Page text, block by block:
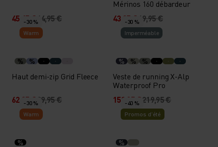
45,45 €64,95 €
Mérinos 160 débardeur
43,95 €49,95 €
-30 %
Warm
% %
Haut demi-zip Grid Fleece
62,95 €89,95 €
-30 %
Imperméable
% % %
Veste de running X-Alp
Waterproof Pro
153,95 €219,95 €
-30 %
Warm
%
-40 %
Promos d’été
%